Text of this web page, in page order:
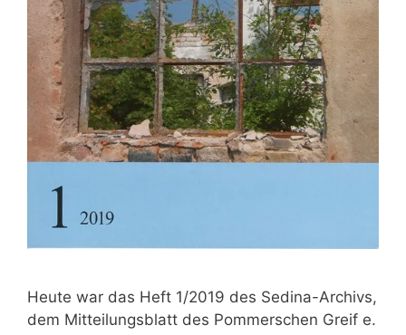
Heute war das Heft 1/2019 des Sedina-Archivs,
dem Mitteilungsblatt des Pommerschen Greif e.